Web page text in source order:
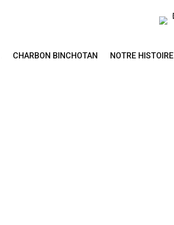
CHARBON BINCHOTAN NOTRE HISTOIRE